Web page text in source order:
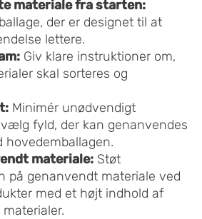
materiale fra starten:
der er designet til at
lettere.
Giv klare instruktioner om,
skal sorteres og
Minimér unødvendigt
fyld, der kan genanvendes
hovedemballagen.
materiale: Støt
på genanvendt materiale ved
med et højt indhold af